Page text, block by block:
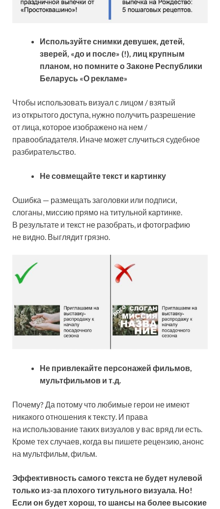
Используйте снимки девушек, детей,
зверей, «до и после» (!), лиц крупным
планом, но помните оЗаконе Республики
Беларусь «О рекламе»
Чтобы использовать визуал с лицом / взятый
из открытого доступа, нужно получить разрешение
от лица, которое изображено на нем /
правообладателя. Иначе может случиться судебное
разбирательство.
Не совмещайте текст и картинку
Ошибка — размещать заголовки или подписи,
слоганы, миссию прямо на титульной картинке.
В результате и текст не разобрать, и фотографию
не видно. Выглядит грязно.
Не привлекайте персонажей фильмов,
мультфильмов и т.д.
Почему? Да потому что любимые герои не имеют
никакого отношения к тексту. И права
на использование таких визуалов у вас вряд ли есть.
Кроме тех случаев, когда вы пишете рецензию, анонс
на мультфильм, фильм.
Эффективность самого текста не будет нулевой
только из-за плохого титульного визуала. Но!
Если он будет хорош, то шансы на более высокие